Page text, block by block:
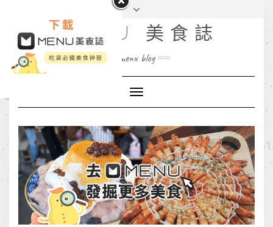
MENU 美食誌
menu blog
Toggle
Navigation